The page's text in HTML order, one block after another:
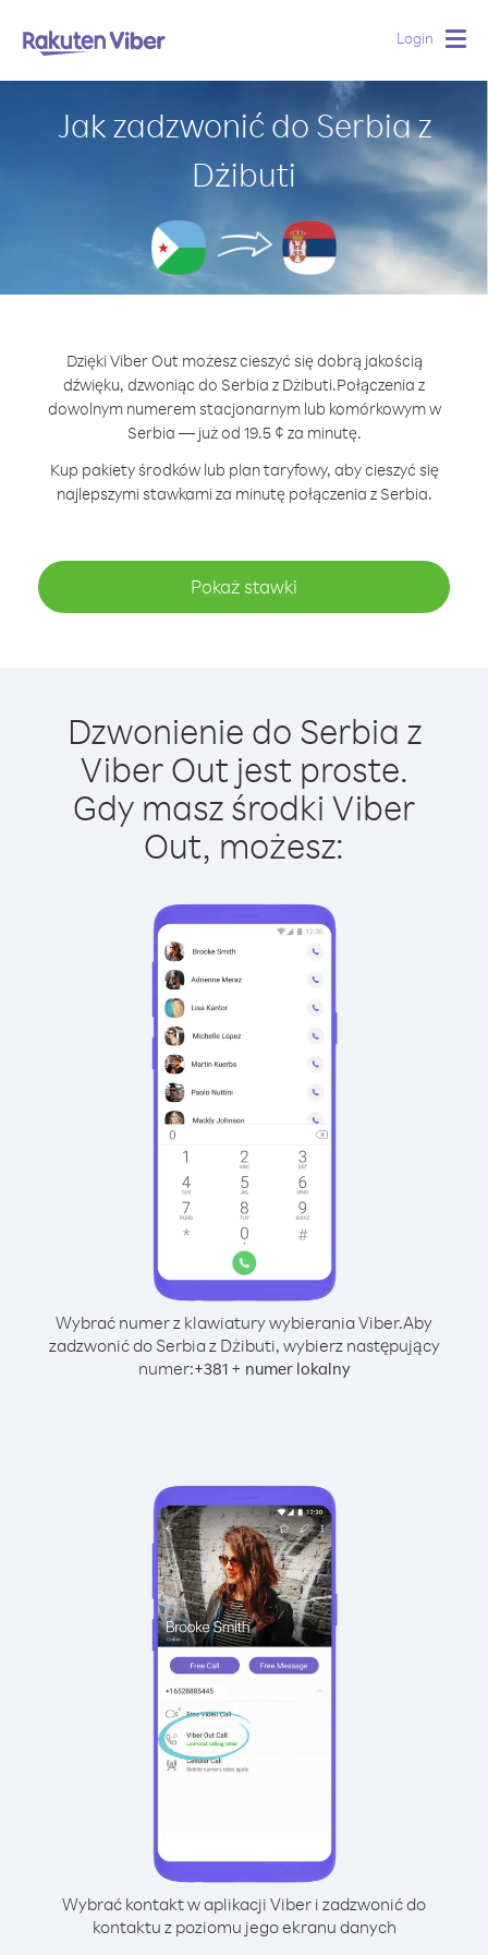
Login
Jak zadzwonić do Serbia z
Dżibuti
Dzięki Viber Out możesz cieszyć się dobrą jakością
dźwięku, dzwoniąc do Serbia z Dżibuti.Połączenia z
dowolnym numerem stacjonarnym lub komórkowym w
Serbia — już od 19.5 ¢ za minutę.
Kup pakiety środków lub plan taryfowy, aby cieszyć się
najlepszymi stawkami za minutę połączenia z Serbia.
Pokaż stawki
Dzwonienie do Serbia z
Viber Out jest proste.
Gdy masz środki Viber
Out, możesz:
Wybrać numer z klawiatury wybierania Viber.Aby
zadzwonić do Serbia z Dżibuti, wybierz następujący
numer:+381+ numer lokalny
Wybrać kontakt w aplikacji Viber i zadzwonić do
kontaktu z poziomu jego ekranu danych